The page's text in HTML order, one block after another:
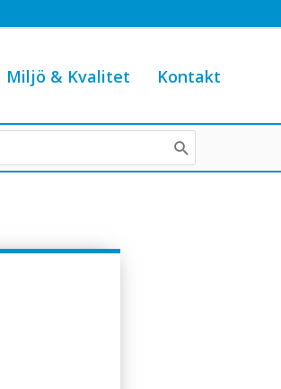
Miljö & Kvalitet Kontakt